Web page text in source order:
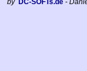
by DC-SOFTs.de -